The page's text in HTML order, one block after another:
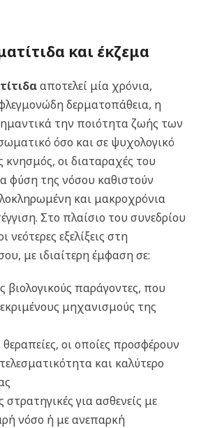
και έκζεμα
αποτελεί μία χρόνια,
δερματοπάθεια, η
την ποιότητα ζωής των
όσο και σε ψυχολογικό
κνησμός, οι διαταραχές του
φύση της νόσου καθιστούν
και μακροχρόνια
Στο πλαίσιο του συνεδρίου
εξελίξεις στη
με ιδιαίτερη έμφαση σε:
βιολογικούς παράγοντες, που
μηχανισμούς της
οι οποίες προσφέρουν
και καλύτερο
στρατηγικές για ασθενείς με
νόσο ή με ανεπαρκή